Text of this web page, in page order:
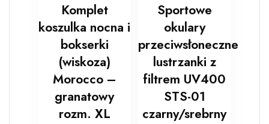
Komplet
koszulka nocna i
bokserki
(wiskoza)
Morocco –
granatowy
rozm. XL
Sportowe
okulary
przeciwsłoneczne
lustrzanki z
filtrem UV400
STS-01
czarny/srebrny